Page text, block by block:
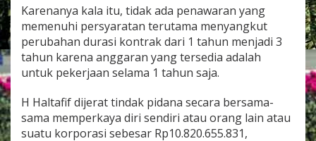
r
N
M
e
d
Karenanya kala itu, tidak ada penawaran yang
memenuhi persyaratan terutama menyangkut
perubahan durasi kontrak dari 1 tahun menjadi 3
tahun karena anggaran yang tersedia adalah
untuk pekerjaan selama 1 tahun saja.
H Haltafif dijerat tindak pidana secara bersama-
sama memperkaya diri sendiri atau orang lain atau
suatu korporasi sebesar Rp10.820.655.831,